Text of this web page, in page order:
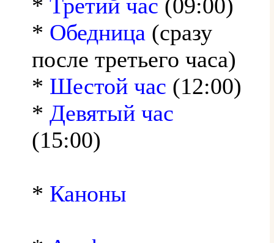
* Третий час (09:00)
* Обедница (сразу
после третьего часа)
* Шестой час (12:00)
* Девятый час
(15:00)
* Каноны